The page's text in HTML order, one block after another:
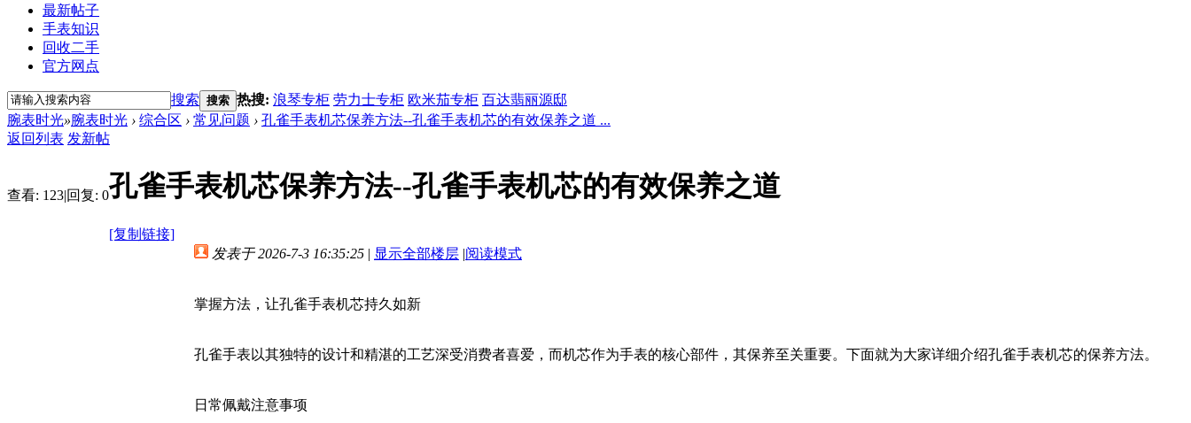
最新帖子
手表知识
回收二手
官方网点
搜索 搜索 热搜: 浪琴专柜 劳力士专柜 欧米茄专柜 百达翡丽源邸
腕表时光»腕表时光 › 综合区 › 常见问题 › 孔雀手表机芯保养方法--孔雀手表机芯的有效保养之道 ...
返回列表 发新帖
查看: 123|回复: 0孔雀手表机芯保养方法--孔雀手表机芯的有效保养之道
[复制链接]
发表于 2026-7-3 16:35:25 | 显示全部楼层 |阅读模式
掌握方法，让孔雀手表机芯持久如新
孔雀手表以其独特的设计和精湛的工艺深受消费者喜爱，而机芯作为手表的核心部件，其保养至关重要。下面就为大家详细介绍孔雀手表机芯的保养方法。
日常佩戴注意事项